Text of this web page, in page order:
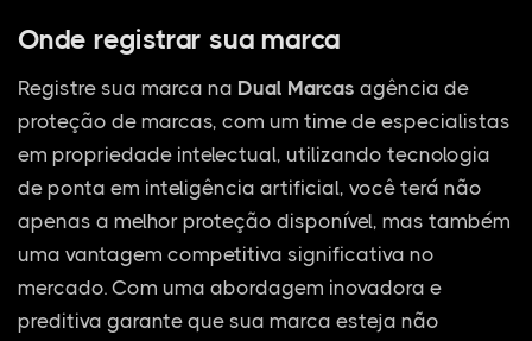
Onde registrar sua marca
Registre sua marca na Dual Marcas agência de
proteção de marcas, com um time de especialistas
em propriedade intelectual, utilizando tecnologia
de ponta em inteligência artificial, você terá não
apenas a melhor proteção disponível, mas também
uma vantagem competitiva significativa no
mercado. Com uma abordagem inovadora e
preditiva garante que sua marca esteja não